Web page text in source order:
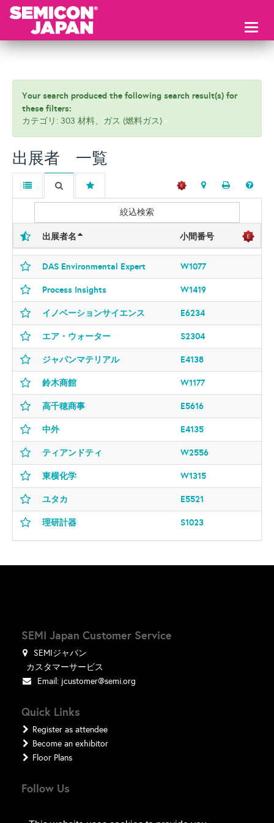
Your search produced the following search result(s) for
these filters:
カテゴリ: 303 材料、ガス (燃料ガス)
出展者 一覧
絞込検索
出展者名 小間番号
DAS Environmental Expert W1077
Process Insights W1419
イノベーションサイエンス E6234
エア・ウォーター S2304
ジャパンマテリアル E4138
鈴木商館 W1177
高千穂商事 E5616
中外 E4135
ティアンドティ W2556
東横化学 W1315
ユタカ E5521
理研計器 S1023
SEMI Japan Customer Service
SEMIジャパン
カスタマーサービス
Email: jcustomer@semi.org
Quick Links
Register as attendee
Become an exhibitor
Floor Plans
Follow Us